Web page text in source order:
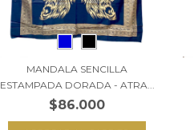
MANDALA SENCILLA
ESTAMPADA DORADA - ATRA...
$86.000